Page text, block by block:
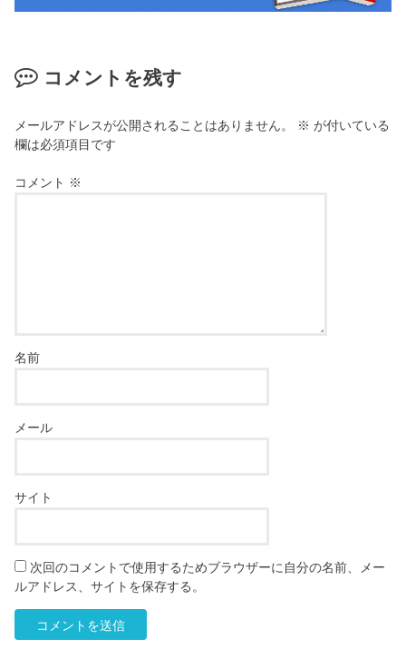
コメントを残す
メールアドレスが公開されることはありません。 ※ が付いている
欄は必須項目です
コメント ※
名前
メール
サイト
次回のコメントで使用するためブラウザーに自分の名前、メー
ルアドレス、サイトを保存する。